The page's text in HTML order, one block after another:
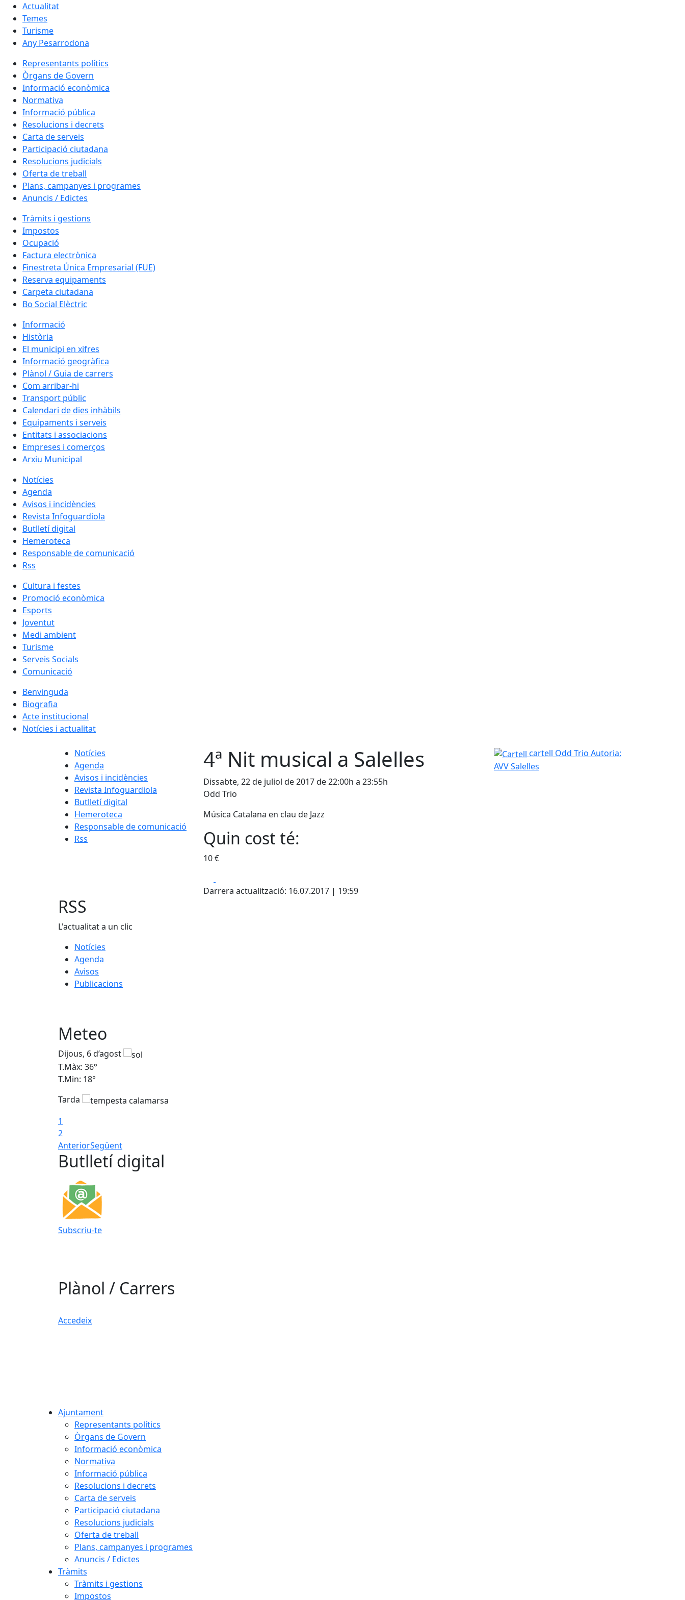
Actualitat
Temes
Turisme
Any Pesarrodona
Representants polítics
Òrgans de Govern
Informació econòmica
Normativa
Informació pública
Resolucions i decrets
Carta de serveis
Participació ciutadana
Resolucions judicials
Oferta de treball
Plans, campanyes i programes
Anuncis / Edictes
Tràmits i gestions
Impostos
Ocupació
Factura electrònica
Finestreta Única Empresarial (FUE)
Reserva equipaments
Carpeta ciutadana
Bo Social Elèctric
Informació
Història
El municipi en xifres
Informació geogràfica
Plànol / Guia de carrers
Com arribar-hi
Transport públic
Calendari de dies inhàbils
Equipaments i serveis
Entitats i associacions
Empreses i comerços
Arxiu Municipal
Notícies
Agenda
Avisos i incidències
Revista Infoguardiola
Butlletí digital
Hemeroteca
Responsable de comunicació
Rss
Cultura i festes
Promoció econòmica
Esports
Joventut
Medi ambient
Turisme
Serveis Socials
Comunicació
Benvinguda
Biografia
Acte institucional
Notícies i actualitat
Notícies
Agenda
Avisos i incidències
Revista Infoguardiola
Butlletí digital
Hemeroteca
Responsable de comunicació
Rss
4ª Nit musical a Salelles
Dissabte, 22 de juliol de 2017 de 22:00h a 23:55h
Odd Trio
Música Catalana en clau de Jazz
Quin cost té:
10 €
Darrera actualització: 16.07.2017 | 19:59
Cartell cartell Odd Trio Autoria:
AVV Salelles
RSS
L'actualitat a un clic
Notícies
Agenda
Avisos
Publicacions
Meteo
Dijous, 6 d’agost
T.Màx: 36°
T.Min: 18°
Tarda
1
2
AnteriorSegüent
Butlletí digital
Subscriu-te
Plànol / Carrers
Accedeix
Ajuntament
Representants polítics
Òrgans de Govern
Informació econòmica
Normativa
Informació pública
Resolucions i decrets
Carta de serveis
Participació ciutadana
Resolucions judicials
Oferta de treball
Plans, campanyes i programes
Anuncis / Edictes
Tràmits
Tràmits i gestions
Impostos